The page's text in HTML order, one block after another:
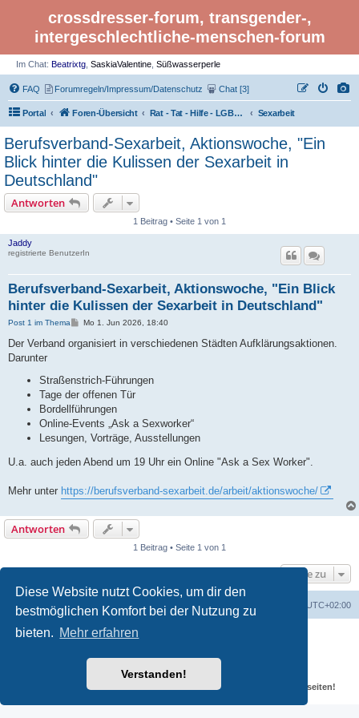
Diese Website nutzt Cookies, um dir den
bestmöglichen Komfort bei der Nutzung zu
bieten. Mehr erfahren
Verstanden!
crossdresser-forum, transgender-,
intergeschlechtliche-menschen-forum
Im Chat: Beatrixtg SaskiaValentine Süßwasserperle
FAQ Forumregeln/Impressum/Datenschutz Chat [3]
Portal Foren-Übersicht Rat - Tat - Hilfe - LGBTI Rights - Infos Sexarbeit
Berufsverband-Sexarbeit, Aktionswoche, "Ein
Blick hinter die Kulissen der Sexarbeit in
Deutschland"
Antworten
1 Beitrag • Seite 1 von 1
Jaddy
registrierte BenutzerIn
Berufsverband-Sexarbeit, Aktionswoche, "Ein Blick
hinter die Kulissen der Sexarbeit in Deutschland"
Post 1 im Thema
B
i
t
g
Mo 1. Jun 2026, 18:40
Der Verband organisiert in verschiedenen Städten Aufklärungsaktionen.
Darunter
Straßenstrich-Führungen
Tage der offenen Tür
Bordellführungen
Online-Events „Ask a Sexworker“
Lesungen, Vorträge, Ausstellungen
U.a. auch jeden Abend um 19 Uhr ein Online "Ask a Sex Worker".
Mehr unter https://berufsverband-sexarbeit.de/arbeit/aktionswoche/
Antworten
1 Beitrag • Seite 1 von 1
Gehe zu
Portal Foren-Übersicht UTC+02:00
Powered byphpBB
Nutzungsbedingungen
Für verlinkte Fotos, Videos, Dateien und Beiträge gelten die
Datenschutzbestimmungen und weiteren Regeln der externen Webseiten!